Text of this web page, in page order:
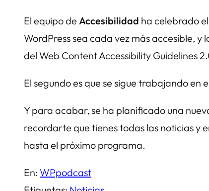
El equipo de Accesibilidad ha celebrado el
WordPress sea cada vez más accesible,
del Web Content Accessibility Guidelines
El segundo es que se sigue trabajando en
Y para acabar, se ha planificado una
recordarte que tienes todas las noticias y
hasta el próximo programa.
En: WPpodcast